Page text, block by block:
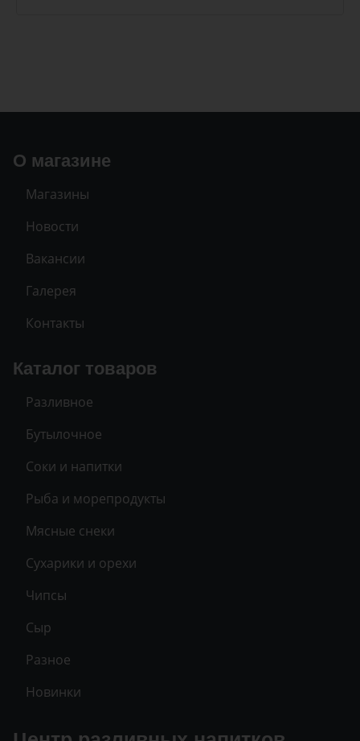
О магазине
Магазины
Новости
Вакансии
Галерея
Контакты
Каталог товаров
Разливное
Бутылочное
Соки и напитки
Рыба и морепродукты
Мясные снеки
Сухарики и орехи
Чипсы
Сыр
Разное
Новинки